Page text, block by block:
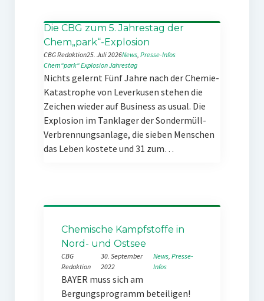
Die CBG zum 5. Jahrestag der
Chem„park“-Explosion
CBG Redaktion25. Juli 2026News, Presse-Infos
Chem“park“ExplosionJahrestag
Nichts gelernt Fünf Jahre nach der Chemie-
Katastrophe von Leverkusen stehen die
Zeichen wieder auf Business as usual. Die
Explosion im Tanklager der Sondermüll-
Verbrennungsanlage, die sieben Menschen
das Leben kostete und 31 zum…
Chemische Kampfstoffe in
Nord- und Ostsee
CBG
Redaktion
30. September
2022
News, Presse-
Infos
BAYER muss sich am
Bergungsprogramm beteiligen!